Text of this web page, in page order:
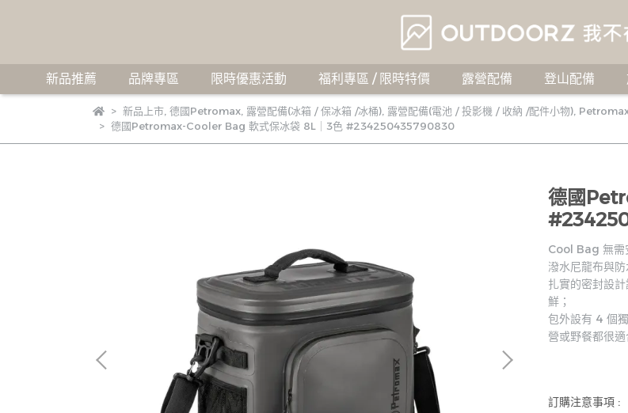
新品推薦 品牌專區 限時優惠活動 福利專區 / 限時特價 露營配備 登山配備
新品上市, 德國Petromax, 露營配備(冰箱 / 保冰箱 /冰桶), 露營配備(電池 / 投影機 / 收納 /配件小物),
德國Petromax-Cooler Bag 軟式保冰袋 8L｜3色 #234250435790830
德國
Cool Bag 無需
潑水尼龍布與防
扎實的密封設
鮮；
包外設有 4 個
營或野餐都很適
訂購注意事項 :